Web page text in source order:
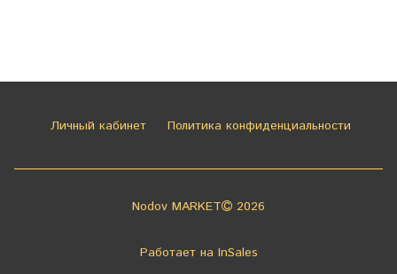
Личный кабинет Политика конфиденциальности
Nodov MARKET 2026
Работает на InSales